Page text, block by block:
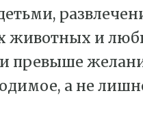
животных и
превыше
а не